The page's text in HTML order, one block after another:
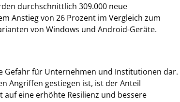
durchschnittlich 309.000 neue
Anstieg von 26 Prozent im Vergleich zum
von Windows und Android-Geräte.
Gefahr für Unternehmen und Institutionen dar.
Angriffen gestiegen ist, ist der Anteil
auf eine erhöhte Resilienz und bessere